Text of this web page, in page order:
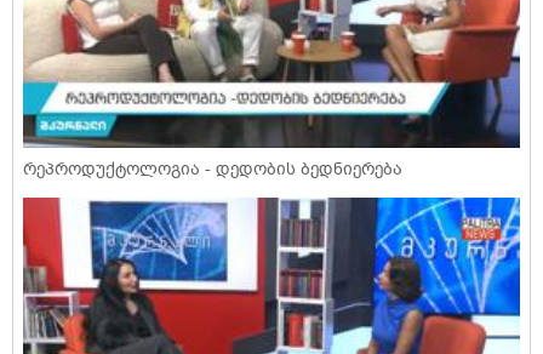
რეპროდუქტოლოგია - დედობის ბედნიერება